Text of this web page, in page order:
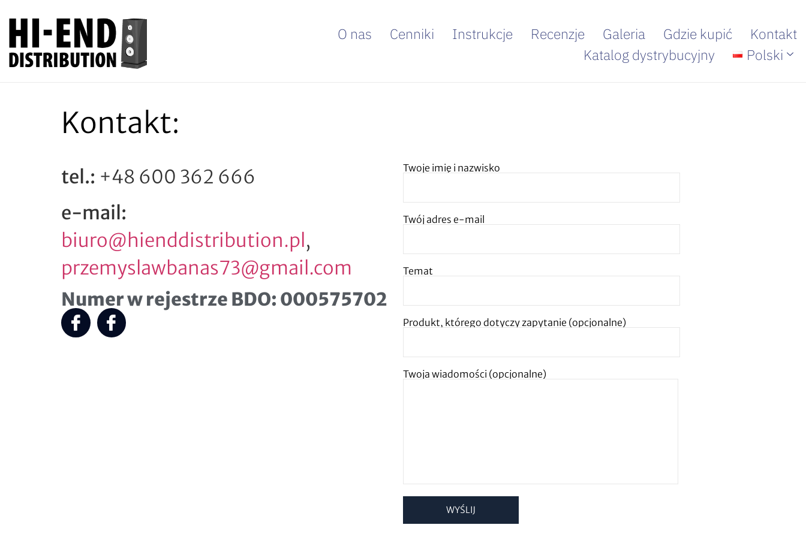
O nas Cenniki Instrukcje Recenzje Galeria Gdzie kupić
Kontakt
Katalog dystrybucyjny
Polski
Kontakt:
tel.: +48 600 362 666
e-mail:
biuro@hienddistribution.pl,
przemyslawbanas73@gmail.com
Numer w rejestrze BDO: 000575702
Twoje imię i nazwisko
Twój adres e-mail
Temat
Produkt, którego dotyczy zapytanie (opcjonalne)
Twoja wiadomości (opcjonalne)